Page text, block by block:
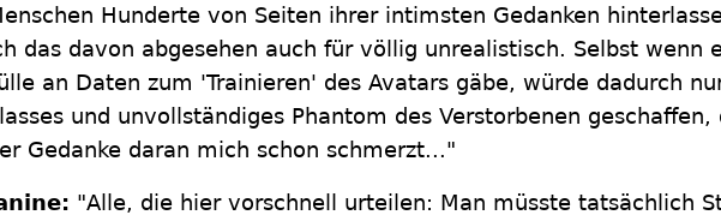
Hunderte von Seiten ihrer intimsten Gedanken
das davon abgesehen auch für völlig unrealistisch. Selbst wenn
an Daten zum 'Trainieren' des Avatars gäbe, würde dadurch
und unvollständiges Phantom des Verstorbenen geschaffen,
Gedanke daran mich schon schmerzt..."
"Alle, die hier vorschnell urteilen: Man müsste tatsächlich